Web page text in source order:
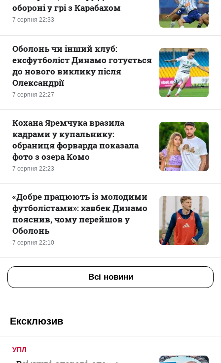
7 серпня 22:33
обороні у грі з Карабахом
7 серпня 22:27
Оболонь чи інший клуб:
ексфутболіст Динамо готується
до нового виклику після
Олександрії
7 серпня 22:23
Кохана Яремчука вразила
кадрами у купальнику:
обраниця форварда показала
фото з озера Комо
7 серпня 22:10
«Добре працюють із молодими
футболістами»: хавбек Динамо
пояснив, чому перейшов у
Оболонь
Всі новини
Ексклюзив
УПЛ